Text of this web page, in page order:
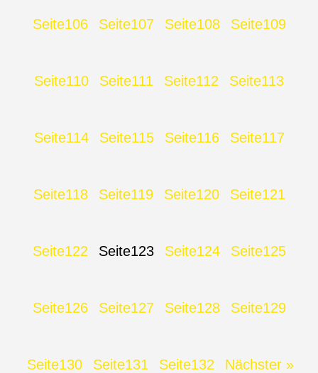
Seite106 Seite107 Seite108 Seite109
Seite110 Seite111 Seite112 Seite113
Seite114 Seite115 Seite116 Seite117
Seite118 Seite119 Seite120 Seite121
Seite122 Seite123 Seite124 Seite125
Seite126 Seite127 Seite128 Seite129
Seite130 Seite131 Seite132 Nächster »